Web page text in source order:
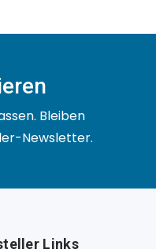
Bleiben
Newsletter.
Links